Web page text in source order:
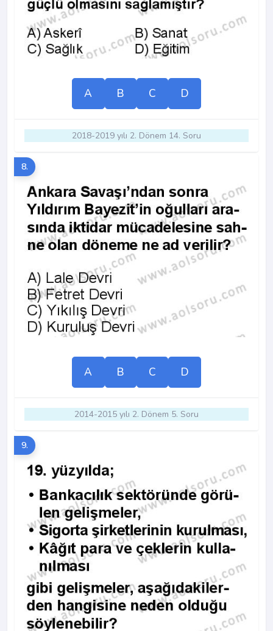
A B C D
2018-2019 yılı 2. Dönem 14. Soru
8.
A B C D
2014-2015 yılı 2. Dönem 5. Soru
9.